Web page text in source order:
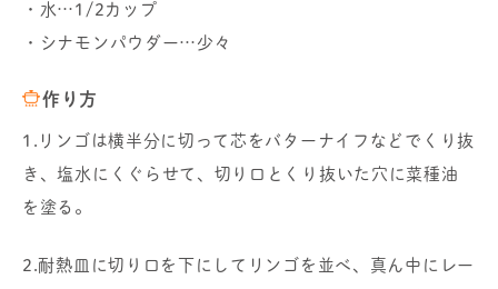
・水…1/2カップ
・シナモンパウダー…少々
作り方
1.リンゴは横半分に切って芯をバターナイフなどでくり抜
き、塩水にくぐらせて、切り口とくり抜いた穴に菜種油
を塗る。
2.耐熱皿に切り口を下にしてリンゴを並べ、真ん中にレー